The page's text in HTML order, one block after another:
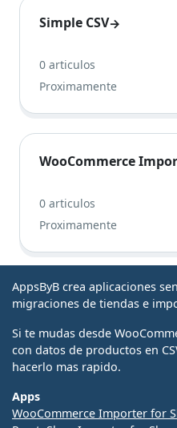
Simple CSV→
0 articulos
Proximamente
WooCommerce
0 articulos
Proximamente
AppsByB crea aplicaciones
migraciones de tiendas e
Si te mudas desde
con datos de productos en
hacerlo mas rapido.
Apps
WooCommerce Importer for